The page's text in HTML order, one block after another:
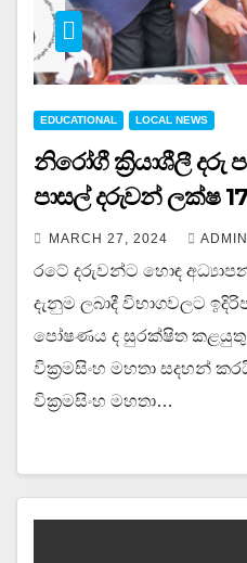
EDUCATIONAL LOCAL NEWS
නිරෝගී ක්‍රියාශීලී දරු
පාසල් දරුවන් ලක්ෂ
MARCH 27, 2024 ADMIN
රටේ දරුවන්ට හොඳ
දැනුම ලබාදී විභාගවලට
පෝෂණය ද සුරක්ෂිත කළයුතු
වික්‍රමසිංහ මහතා සදහන්
වික්‍රමසිංහ මහතා…